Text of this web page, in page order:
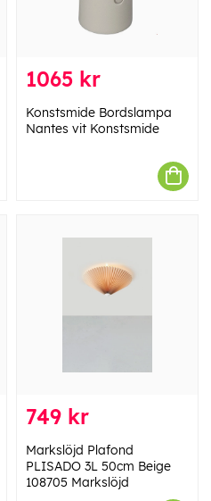
1065 kr
Konstsmide Bordslampa
Nantes vit Konstsmide
749 kr
Markslöjd Plafond
PLISADO 3L 50cm Beige
108705 Markslöjd